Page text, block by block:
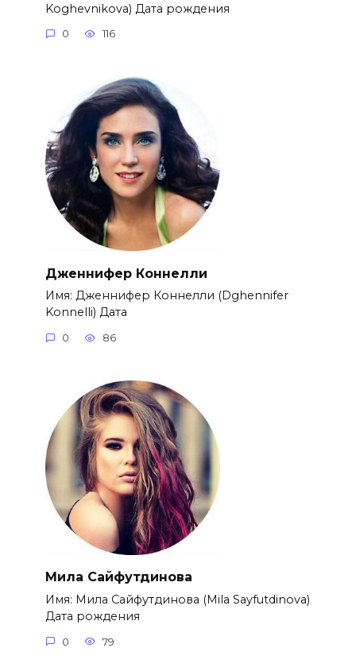
Koghevnikova) Дата рождения
0 116
Дженнифер Коннелли
Имя: Дженнифер Коннелли (Dghennifer
Konnelli) Дата
0 86
Мила Сайфутдинова
Имя: Мила Сайфутдинова (Mila Sayfutdinova)
Дата рождения
0 79